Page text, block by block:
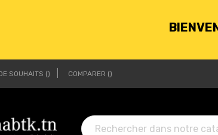
LIVRAISON
SOUHAITS COMPARER